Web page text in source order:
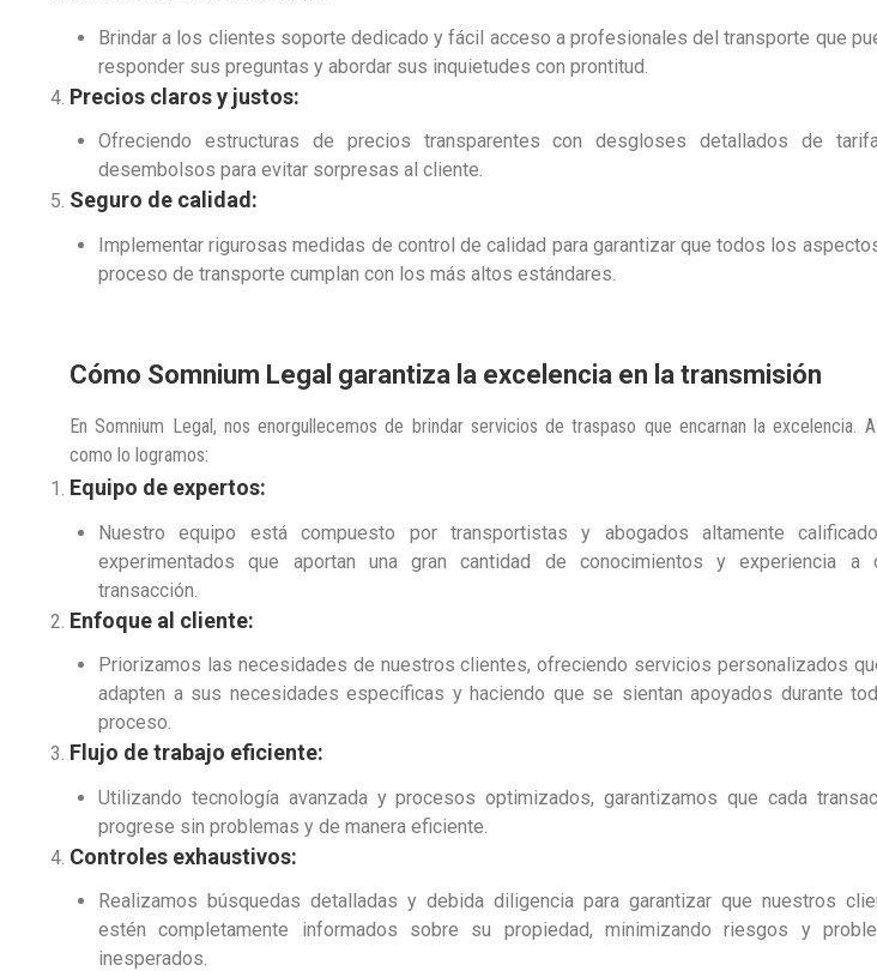
Brindar a los clientes soporte dedicado y fácil acceso a profesionales del transporte que
responder sus preguntas y abordar sus inquietudes con prontitud.
Precios claros y justos:
Ofreciendo estructuras de precios transparentes con desgloses detallados de
desembolsos para evitar sorpresas al cliente.
Seguro de calidad:
Implementar rigurosas medidas de control de calidad para garantizar que todos los
proceso de transporte cumplan con los más altos estándares.
Cómo Somnium Legal garantiza la excelencia en la transmisión
En Somnium Legal, nos enorgullecemos de brindar servicios de traspaso que encarnan la excelencia.
como lo logramos:
Equipo de expertos:
Nuestro equipo está compuesto por transportistas y abogados altamente
experimentados que aportan una gran cantidad de conocimientos y experiencia a
transacción.
Enfoque al cliente:
Priorizamos las necesidades de nuestros clientes, ofreciendo servicios personalizados
adapten a sus necesidades específicas y haciendo que se sientan apoyados durante
proceso.
Flujo de trabajo eficiente:
Utilizando tecnología avanzada y procesos optimizados, garantizamos que cada
progrese sin problemas y de manera eficiente.
Controles exhaustivos:
Realizamos búsquedas detalladas y debida diligencia para garantizar que nuestros
estén completamente informados sobre su propiedad, minimizando riesgos y
inesperados.